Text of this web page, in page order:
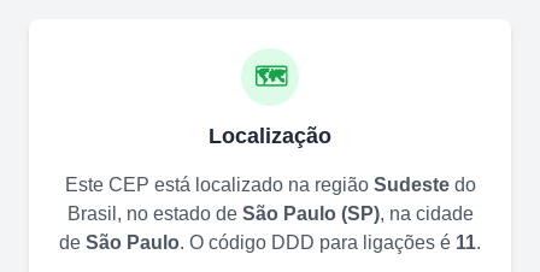
🗺️
Localização
Este CEP está localizado na região Sudestedo
Brasil, no estado de São Paulo(SP), na cidade
de São Paulo. O código DDD para ligações é 11.